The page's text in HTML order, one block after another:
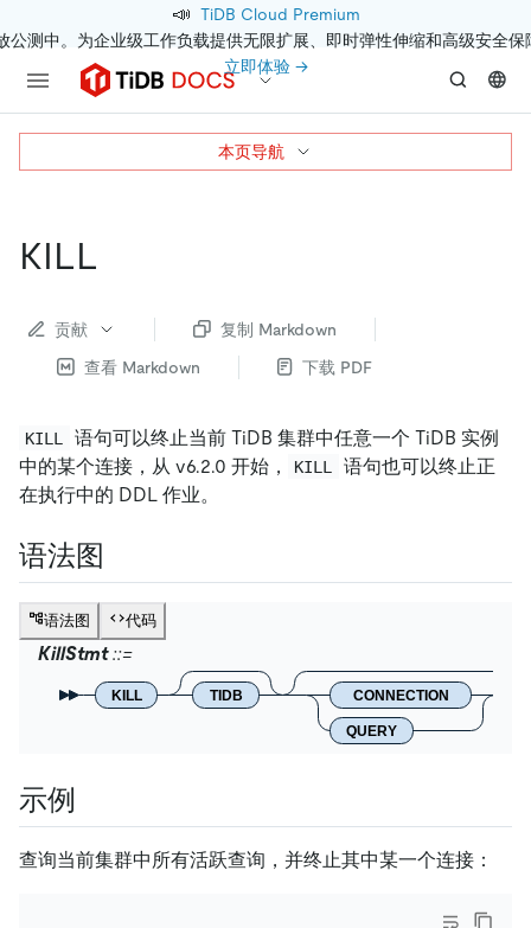
📣 TiDB Cloud Premium
公测中。为企业级工作负载提供无限扩展、即时弹性伸缩和高级安全保
立即体验 →
KILL
贡献
复制 Markdown
查看 Markdown
下载 PDF
KILL
语句可以终止当前 TiDB 集群中任意一个 TiDB 实例
中的某个连接，从 v6.2.0 开始，
KILL
语句也可以终止正
在执行中的 DDL 作业。
语法图
语法图 代码
KillStmt
KILL TIDB CONNECTION
QUERY
示例
查询当前集群中所有活跃查询，并终止其中某一个连接：
本页导航